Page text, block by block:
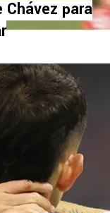
para